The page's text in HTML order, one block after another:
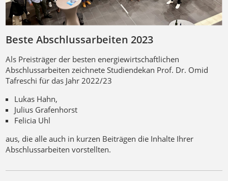
Beste Abschlussarbeiten 2023
Als Preisträger der besten energiewirtschaftlichen
Abschlussarbeiten zeichnete Studiendekan Prof. Dr. Omid
Tafreschi für das Jahr 2022/23
Lukas Hahn,
Julius Grafenhorst
Felicia Uhl
aus, die alle auch in kurzen Beiträgen die Inhalte Ihrer
Abschlussarbeiten vorstellten.